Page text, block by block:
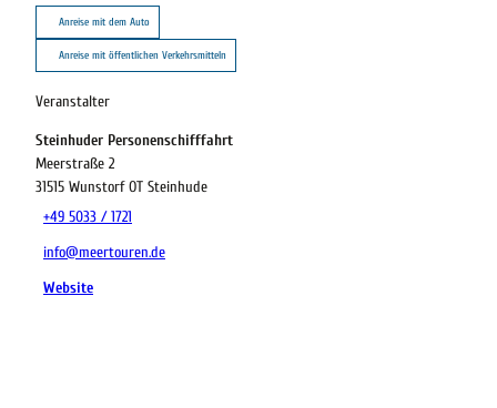
Anreise mit dem Auto
Anreise mit öffentlichen Verkehrsmitteln
Veranstalter
Steinhuder Personenschifffahrt
Meerstraße 2
31515 Wunstorf OT Steinhude
+49 5033 / 1721
info@meertouren.de
Website